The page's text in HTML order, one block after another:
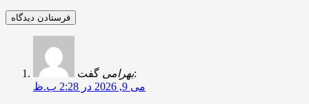
بهرامیگفت:
می 9, 2026 در 2:28 ب.ظ